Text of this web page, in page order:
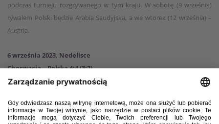
podczas turnieju rozgrywanego w tym kraju. W sobotę (9 września)
rywalem Polski będzie Arabia Saudyjska, a we wtorek (12 września) –
Austria.
6 września 2023, Nedelisce
Chorwacja – Polska 4:4 (3:2)
Bramki: Dominik Babić 10, Anton Matković 32, 79, Antonio Bazdarić 35
Tomczyk 73.
Chorwacja: 1. Jan Hlapcić – 2. Dorian Migalić (46, 13. Luka Hodak), 4.